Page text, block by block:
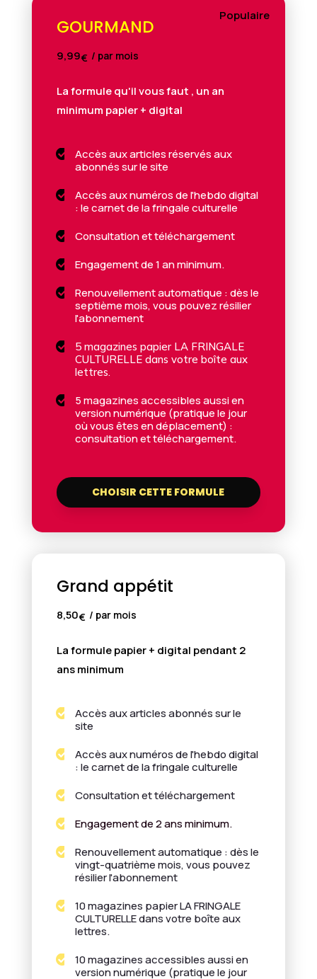
Populaire
GOURMAND
9,99€ / par mois
La formule qu'il vous faut , un an
minimum papier + digital

Accès aux articles réservés aux
abonnés sur le site

Accès aux numéros de l'hebdo digital
: le carnet de la fringale culturelle
 Consultation et téléchargement
 Engagement de 1 an minimum.

Renouvellement automatique : dès le
septième mois, vous pouvez résilier
l'abonnement

5 magazines papier LA FRINGALE
CULTURELLE dans votre boîte aux
lettres.

5 magazines accessibles aussi en
version numérique (pratique le jour
où vous êtes en déplacement) :
consultation et téléchargement.
CHOISIR CETTE FORMULE
Grand appétit
8,50€ / par mois
La formule papier + digital pendant 2
ans minimum

Accès aux articles abonnés sur le
site

Accès aux numéros de l'hebdo digital
: le carnet de la fringale culturelle
 Consultation et téléchargement
 Engagement de 2 ans minimum.

Renouvellement automatique : dès le
vingt-quatrième mois, vous pouvez
résilier l'abonnement

10 magazines papier LA FRINGALE
CULTURELLE dans votre boîte aux
lettres.

10 magazines accessibles aussi en
version numérique (pratique le jour